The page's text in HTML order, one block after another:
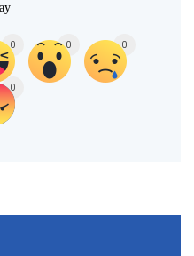
0 0 0
0